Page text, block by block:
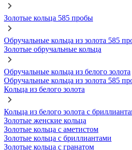
Золотые кольца 585 пробы
Обручальные кольца из золота 585
Золотые обручальные кольца
Обручальные кольца из белого золота
Обручальные кольца из золота 585
Кольца из белого золота
Кольца из белого золота с
Золотые женские кольца
Золотые кольца с аметистом
Золотые кольца с бриллиантами
Золотые кольца с гранатом